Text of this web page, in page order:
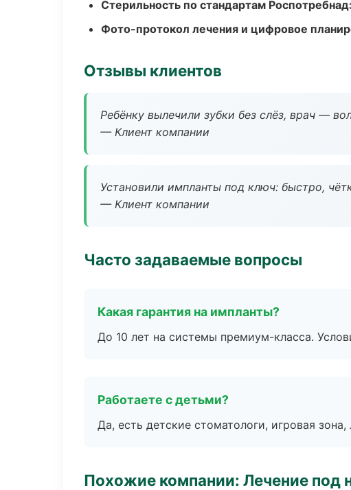
Стерильность по стандартам
Фото-протокол лечения и цифровое
Отзывы клиентов
Ребёнку вылечили зубки без слёз, врач —
— Клиент компании
Установили импланты под ключ: быстро,
— Клиент компании
Часто задаваемые вопросы
Какая гарантия на импланты?
До 10 лет на системы премиум-класса.
Работаете с детьми?
Да, есть детские стоматологи, игровая зона,
Похожие компании: Лечение под